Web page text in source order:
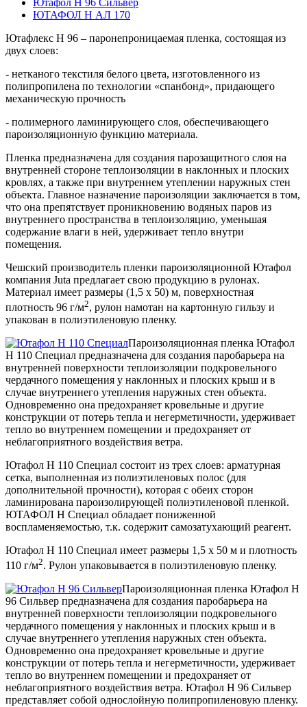
ЮТАФОЛ Н АЛ 170
Ютафлекс Н 96 – паронепроницаемая пленка, состоящая из
двух слоев:
- нетканого текстиля белого цвета, изготовленного из
полипропилена по технологии «спанбонд», придающего
механическую прочность
- полимерного ламинирующего слоя, обеспечивающего
пароизоляционную функцию материала.
Пленка предназначена для создания парозащитного слоя на
внутренней стороне теплоизоляции в наклонных и плоских
кровлях, а также при внутреннем утеплении наружных стен
объекта. Главное назначение пароизоляции заключается в том,
что она препятствует проникновению водяных паров из
внутреннего пространства в теплоизоляцию, уменьшая
содержание влаги в ней, удерживает тепло внутри
помещения.
Чешский производитель пленки пароизоляционной Ютафол
компания Juta предлагает свою продукцию в рулонах.
Материал имеет размеры (1,5 х 50) м, поверхностная
плотность 96 г/м2, рулон намотан на картонную гильзу и
упакован в полиэтиленовую пленку.
Пароизоляционная пленка Ютафол
Н 110 Специал предназначена для создания паробарьера на
внутренней поверхности теплоизоляции подкровельного
чердачного помещения у наклонных и плоских крыш и в
случае внутреннего утепления наружных стен объекта.
Одновременно она предохраняет кровельные и другие
конструкции от потерь тепла и негерметичности, удерживает
тепло во внутреннем помещении и предохраняет от
неблагоприятного воздействия ветра.
Ютафол Н 110 Специал состоит из трех слоев: арматурная
сетка, выполненная из полиэтиленовых полос (для
дополнительной прочности), которая с обеих сторон
ламинирована пароизолирующей полиэтиленовой пленкой.
ЮТАФОЛ Н Специал обладает пониженной
воспламеняемостью, т.к. содержит самозатухающий реагент.
Ютафол Н 110 Специал имеет размеры 1,5 х 50 м и плотность
110 г/м2. Рулон упаковывается в полиэтиленовую пленку.
Пароизоляционная пленка Ютафол Н
96 Сильвер предназначена для создания паробарьера на
внутренней поверхности теплоизоляции подкровельного
чердачного помещения у наклонных и плоских крыш и в
случае внутреннего утепления наружных стен объекта.
Одновременно она предохраняет кровельные и другие
конструкции от потерь тепла и негерметичности, удерживает
тепло во внутреннем помещении и предохраняет от
неблагоприятного воздействия ветра. Ютафол Н 96 Сильвер
представляет собой однослойную полипропиленовую пленку.